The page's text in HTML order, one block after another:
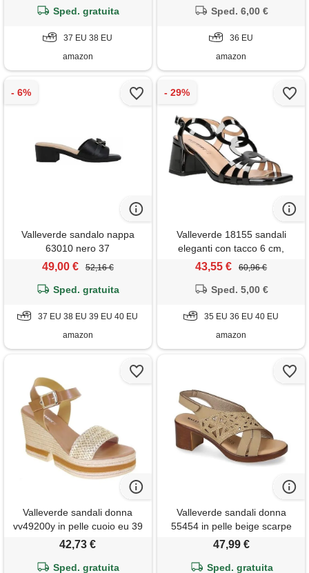
Sped. gratuita
37 EU 38 EU
amazon
Sped. 6,00 €
36 EU
amazon
Valleverde sandalo nappa
63010 nero 37
49,00 € 52,16 €
Sped. gratuita
37 EU 38 EU 39 EU 40 EU
amazon
Valleverde 18155 sandali
eleganti con tacco 6 cm,
design intrecciato, disponibile
in vernice nero e pelle
laminata oro rosa (nero,
adulto, donna, numero,
media, 35)
43,55 € 60,96 €
Sped. 5,00 €
35 EU 36 EU 40 EU
amazon
Valleverde sandali donna
vv49200y in pelle cuoio eu 39
42,73 €
Sped. gratuita
Valleverde sandali donna
55454 in pelle beige scarpe
casual comode, leggere e
estate. Eu 37
47,99 €
Sped. gratuita